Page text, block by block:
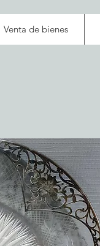
Venta de bienes